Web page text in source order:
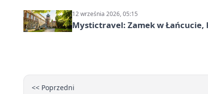
12 września 2026, 05:15
Mystictravel: Zamek w Łańcucie,
<< Poprzedni